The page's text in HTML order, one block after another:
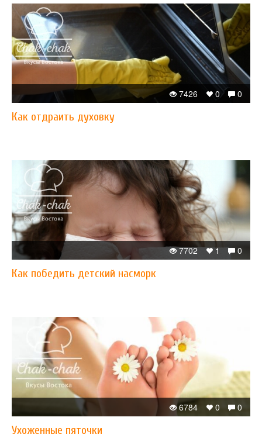
0
0
7426
Как отдраить духовку
0
1
7702
Как победить детский насморк
0
0
6784
Ухоженные пяточки